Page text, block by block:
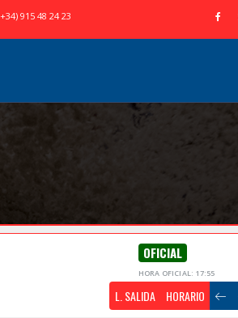
915 48 24 23
OFICIAL
HORA OFICIAL: 17:55
L. SALIDA HORARIO